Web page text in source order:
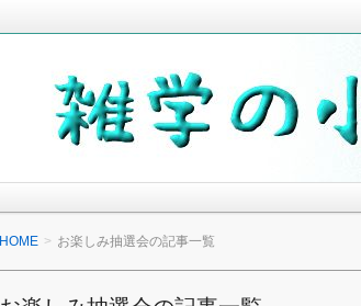
雑学の小箱
毎日の生活の中で気になったことや知って
少しでも役に立つことがあれば嬉しく思いま
HOME お楽しみ抽選会の記事一覧